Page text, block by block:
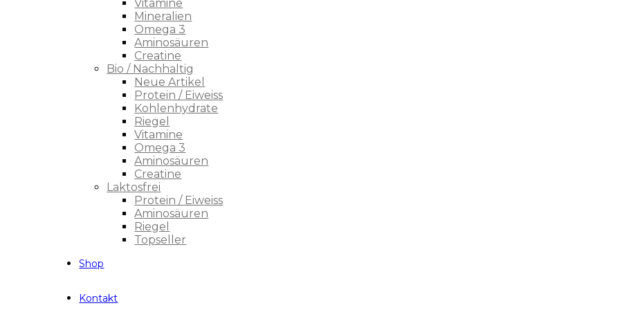
Vitamine
Mineralien
Omega 3
Aminosäuren
Creatine
Bio / Nachhaltig
Neue Artikel
Protein / Eiweiss
Kohlenhydrate
Riegel
Vitamine
Omega 3
Aminosäuren
Creatine
Laktosfrei
Protein / Eiweiss
Aminosäuren
Riegel
Topseller
Shop
Kontakt